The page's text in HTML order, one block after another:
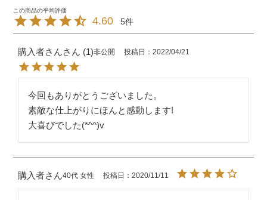
4.60 5
購入者さん 1 非公開 投稿日 2022/04/21
今回もありがとうございました。
素敵な仕上がりにほんと感動します!
大喜びでした(*^^)v
購入者 40代 女性 投稿日 2020/11/11